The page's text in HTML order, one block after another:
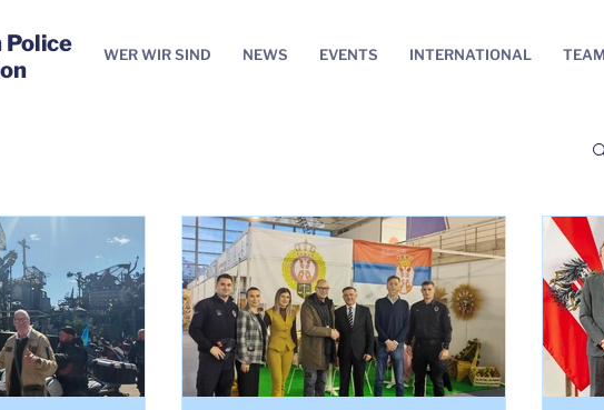
Police
WER WIR SIND NEWS EVENTS INTERNATIONAL TEAM